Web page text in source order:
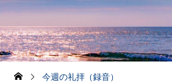
今週の礼拝（録音）